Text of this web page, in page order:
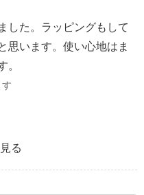
した。ラッピングもして
思います。使い心地はま
。
る